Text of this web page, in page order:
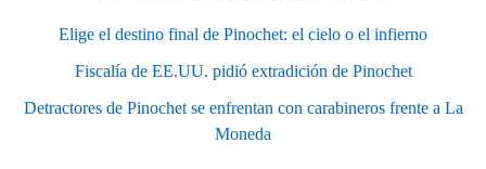
Elige el destino final de Pinochet: el cielo o el infierno
Fiscalía de EE.UU. pidió extradición de Pinochet
Detractores de Pinochet se enfrentan con carabineros frente a La
Moneda